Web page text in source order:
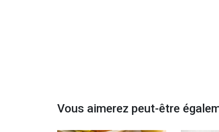
Vous aimerez peut-être